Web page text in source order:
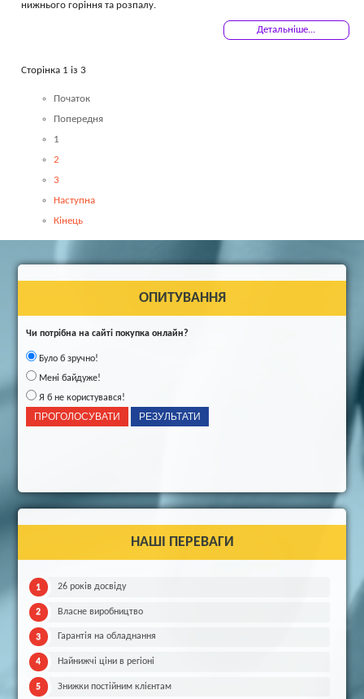
нижнього горіння та розпалу.
Детальніше...
Сторінка 1 із 3
Початок
Попередня
1
2
3
Наступна
Кінець
ОПИТУВАННЯ
Чи потрібна на сайті покупка онлайн?
Було б зручно!
Мені байдуже!
Я б не користувався!
НАШІ ПЕРЕВАГИ
26 років досвіду
Власне виробництво
Гарантія на обладнання
Найнижчі ціни в регіоні
Знижки постійним клієнтам